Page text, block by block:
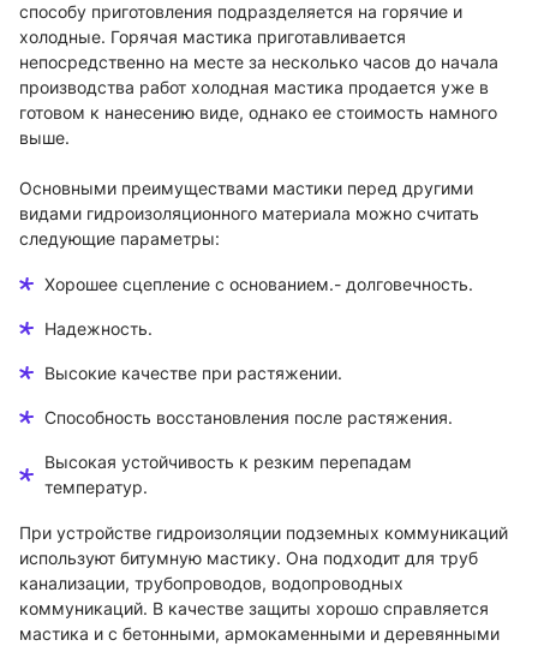
способу приготовления подразделяется на горячие и
холодные. Горячая мастика приготавливается
непосредственно на месте за несколько часов до начала
производства работ холодная мастика продается уже в
готовом к нанесению виде, однако ее стоимость намного
выше.
Основными преимуществами мастики перед другими
видами гидроизоляционного материала можно считать
следующие параметры:
Хорошее сцепление с основанием.- долговечность.
Надежность.
Высокие качестве при растяжении.
Способность восстановления после растяжения.
Высокая устойчивость к резким перепадам
температур.
При устройстве гидроизоляции подземных коммуникаций
используют битумную мастику. Она подходит для труб
канализации, трубопроводов, водопроводных
коммуникаций. В качестве защиты хорошо справляется
мастика и с бетонными, армокаменными и деревянными